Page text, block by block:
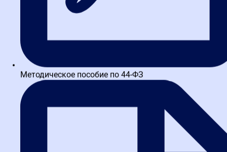
Практические рекомендации
Вот несколько советов, которые помогут вам принимать верные
решения.
Не бойтесь конкурса для сложных проектов.
Потраченное время на разработку качественной
документации окупится успешной реализацией контракта.
Для аукциона создавайте безупречное ТЗ.
неоднозначность в описании может привести к спорам и
поставкам товара, формально соответствующего
документации, но не отвечающего реальным нуждам.
Используйте неценовые критерии в конкурсе с умом.
Методическое пособие по 44-ФЗ